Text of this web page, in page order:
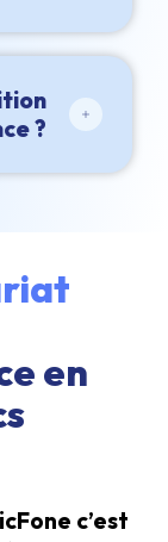
?
en
c’est